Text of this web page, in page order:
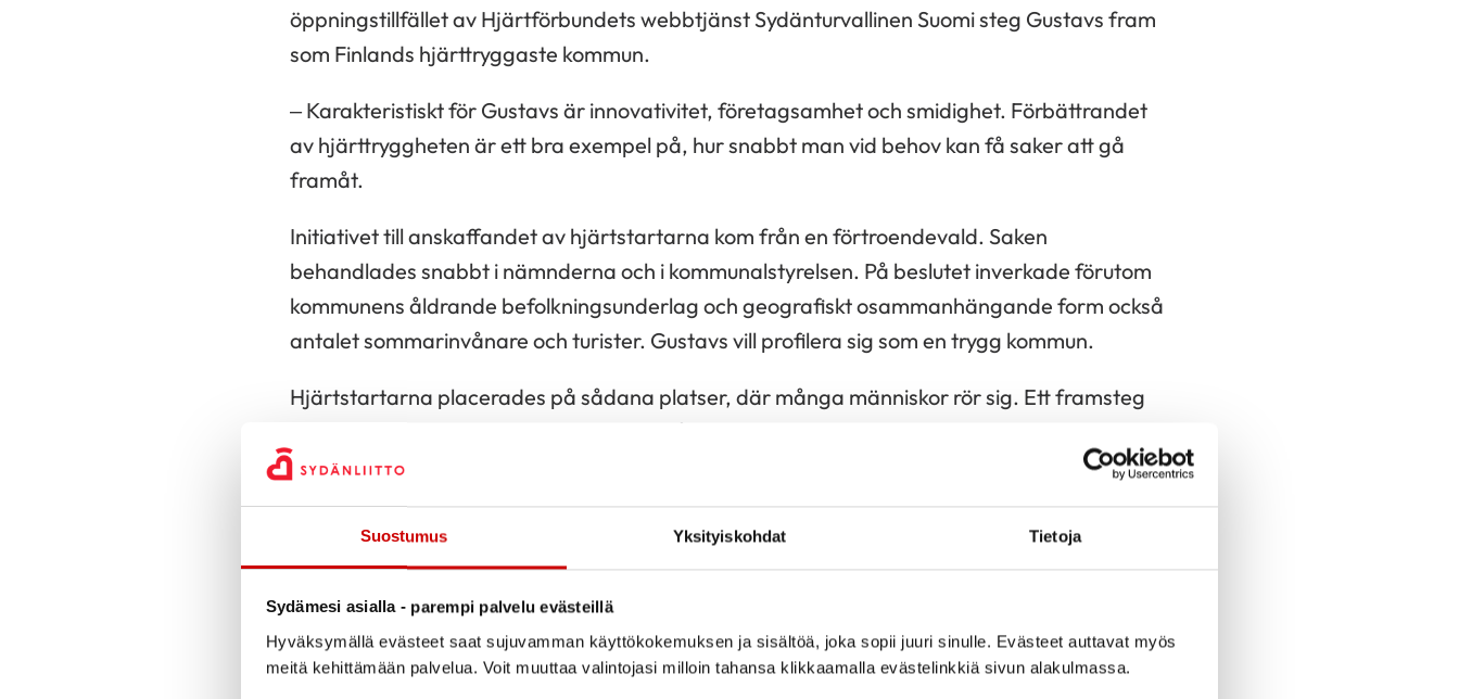
Suostumus Yksityiskohdat Tietoja
Sydämesi asialla - parempi palvelu evästeillä
Hyväksymällä evästeet saat sujuvamman käyttökokemuksen ja sisältöä, joka sopii juuri sinulle. Evästeet auttavat myös
meitä kehittämään palvelua. Voit muuttaa valintojasi milloin tahansa klikkaamalla evästelinkkiä sivun alakulmassa.
öppningstillfället av Hjärtförbundets webbtjänst Sydänturvallinen Suomi steg Gustavs fram
som Finlands hjärttryggaste kommun.
– Karakteristiskt för Gustavs är innovativitet, företagsamhet och smidighet. Förbättrandet
av hjärttryggheten är ett bra exempel på, hur snabbt man vid behov kan få saker att gå
framåt.
Initiativet till anskaffandet av hjärtstartarna kom från en förtroendevald. Saken
behandlades snabbt i nämnderna och i kommunalstyrelsen. På beslutet inverkade förutom
kommunens åldrande befolkningsunderlag och geografiskt osammanhängande form också
antalet sommarinvånare och turister. Gustavs vill profilera sig som en trygg kommun.
Hjärtstartarna placerades på sådana platser, där många människor rör sig. Ett framsteg
är, att en del av dem är placerade i vindfång, där de alltid finns till hands.
– Hjärtstartarna har inte drabbats av någon skadegörelse, trots att de är belägna på
mycket centrala platser.
På de förstahjälpskolningar som kommunen anordnat har Aino fått självförtroende för sina
egna färdigheter. Hon vågar använda hjärtstartaren, eftersom den själv ger så god
handledning. På skolningarna har hon också märkt, att alla hjärtstartare fungerar enligt
samma princip, oberoende av märke.